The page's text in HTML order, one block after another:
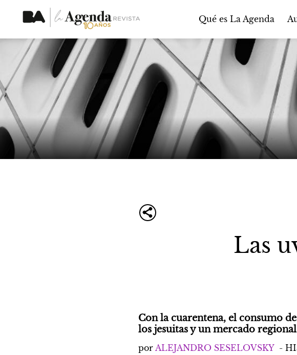
Qué es La Agenda
Las
Con la cuarentena, el consumo
los jesuitas y un mercado
por ALEJANDRO SESELOVSKY
-